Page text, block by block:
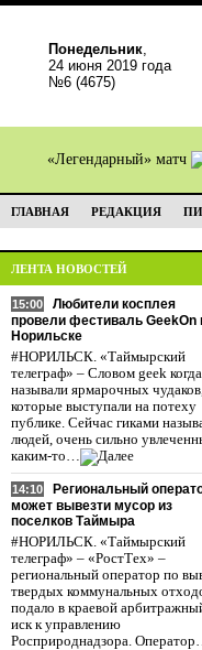
Понедельник,
24 июня 2019 года
№6 (4675)
«Легендарный» матч
ГЛАВНАЯ РЕДАКЦИЯ
ЛЕНТА НОВОСТЕЙ
15:00
Любители косплея
провели фестиваль GeekOn
Норильске
#НОРИЛЬСК. «Таймырский
телеграф» – Словом geek
называли ярмарочных
которые выступали на потеху
публике. Сейчас гиками
людей, очень сильно
каким-то…
14:10
Региональный
может вывезти мусор из
поселков Таймыра
#НОРИЛЬСК. «Таймырский
телеграф» – «РостТех» –
региональный оператор по
твердых коммунальных
подало в краевой
иск к управлению
Росприроднадзора. Оператор…